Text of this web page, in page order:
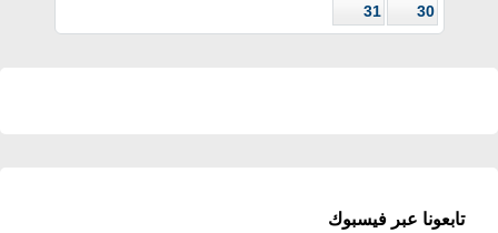
30
31
تابعونا عبر فيسبوك